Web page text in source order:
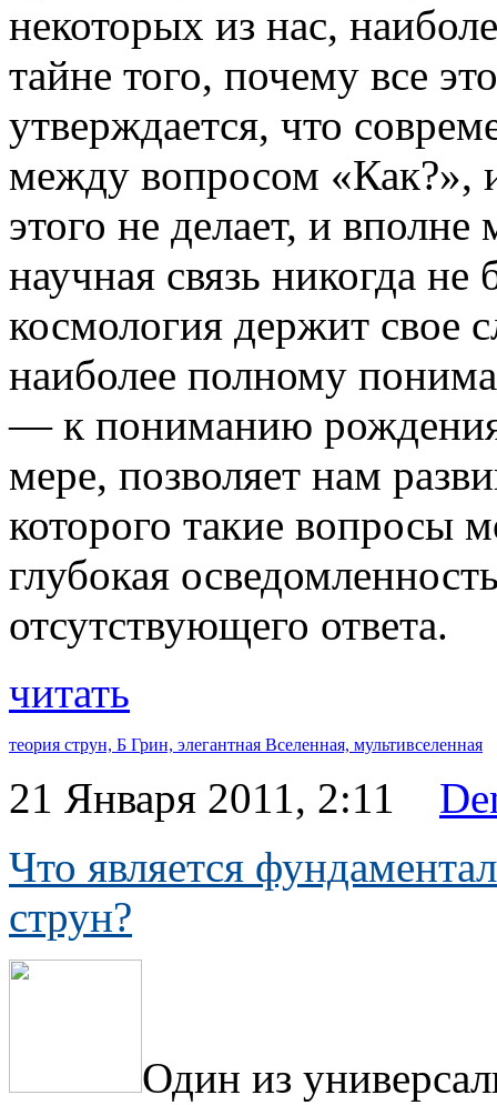
некоторых из нас,
тайне того, почему все
утверждается, что
между вопросом
этого не делает, и
научная связь никогда не
космология держит свое
наиболее полному
— к пониманию
мере, позволяет нам
которого такие вопросы
глубокая
отсутствующего ответа.
читать
теория струн, Б Грин, элегантная Вселенная, мультивселенная
21 Января 2011, 2:11
Что является
струн?
Один из